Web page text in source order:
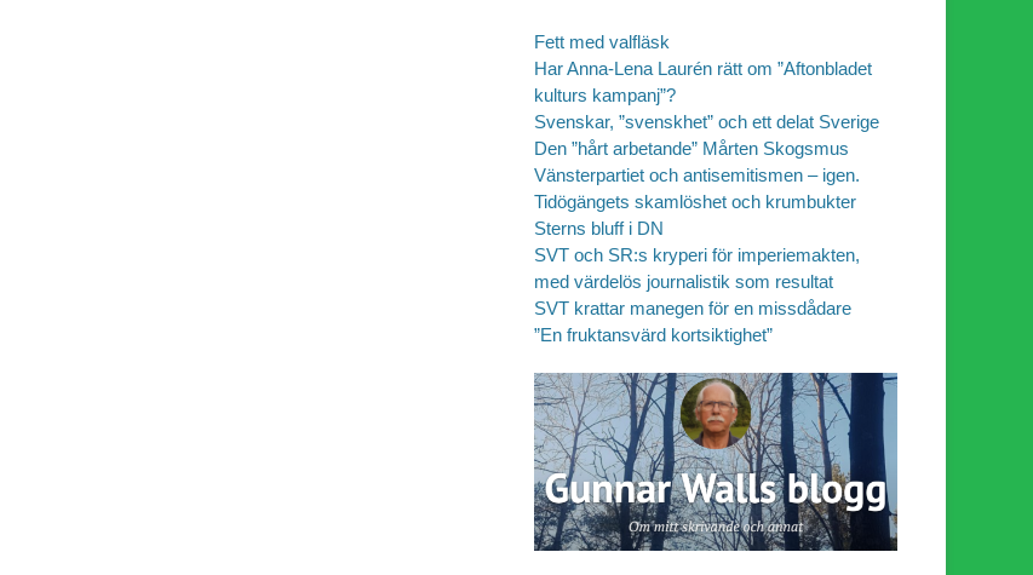
Fett med valfläsk
Har Anna-Lena Laurén rätt om ”Aftonbladet
kulturs kampanj”?
Svenskar, ”svenskhet” och ett delat Sverige
Den ”hårt arbetande” Mårten Skogsmus
Vänsterpartiet och antisemitismen – igen.
Tidögängets skamlöshet och krumbukter
Sterns bluff i DN
SVT och SR:s kryperi för imperiemakten,
med värdelös journalistik som resultat
SVT krattar manegen för en missdådare
”En fruktansvärd kortsiktighet”